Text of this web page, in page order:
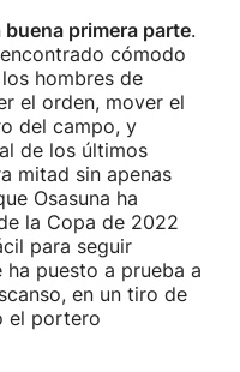
buena primera parte.
cómodo
hombres de
el orden, mover el
del campo, y
de los últimos
mitad sin apenas
Osasuna ha
la Copa de 2022
para seguir
puesto a prueba a
en un tiro de
el portero